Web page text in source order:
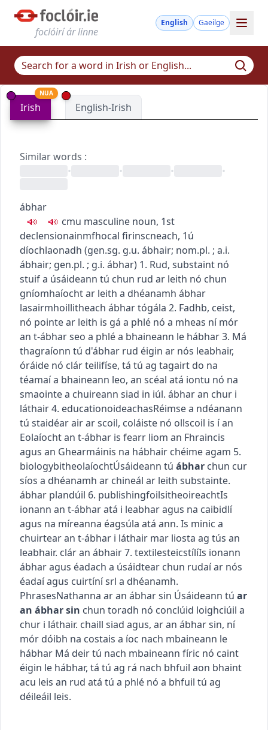
foclóirí ár linne
English Gaeilge
Irish
NUA
English-Irish
Similar words :
•
• • •
ábhar
cmu masculine noun, 1st
declensionainmfhocal firinscneach, 1ú
díochlaonadh (gen.sg. g.u. ábhair; nom.pl. ; a.i.
ábhair; gen.pl. ; g.i. ábhar) 1. Rud, substaint nó
stuif a úsáideann tú chun rud ar leith nó chun
gníomhaíocht ar leith a dhéanamh ábhar
lasairmhoillitheach ábhar tógála 2. Fadhb, ceist,
nó pointe ar leith is gá a phlé nó a mheas ní mór
an t-ábhar seo a phléa bhaineann le hábhar3. Má
thagraíonn tú d'ábhar rud éigin ar nós leabhair,
óráide nó clár teilifíse, tá tú ag tagairt do na
téamaí a bhaineann leo, an scéal atá iontu nó na
smaointe a chuireann siad in iúl. ábhar an chur i
láthair4. educationoideachasRéimse a ndéanann
tú staidéar air ar scoil, coláiste nó ollscoil is í an
Eolaíocht an t-ábhar is fearr liom an Fhraincis
agus an Ghearmáinis na hábhair chéime agam 5.
biologybitheolaíochtÚsáideann tú ábhar chun cur
síos a dhéanamh ar chineál ar leith substainte.
ábhar plandúil 6. publishingfoilsitheoireachtIs
ionann an t-ábhar atá i leabhar agus na caibidlí
agus na míreanna éagsúla atá ann. Is minic a
chuirtear an t-ábhar i láthair mar liosta ag tús an
leabhair. clár an ábhair7. textilesteicstílíIs ionann
ábhar agus éadach a úsáidtear chun rudaí ar nós
éadaí agus cuirtíní srl a dhéanamh.
PhrasesNathanna ar an ábhar sin Úsáideann tú ar
an ábhar sin chun toradh nó conclúid loighciúil a
chur i láthair. chaill siad agus, ar an ábhar sin, ní
mór dóibh na costais a íoc nach mbaineann le
hábhar Má deir tú nach mbaineann fíric nó caint
éigin le hábhar, tá tú ag rá nach bhfuil aon bhaint
acu leis an rud atá tú a phlé nó a bhfuil tú ag
déileáil leis.